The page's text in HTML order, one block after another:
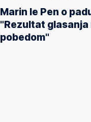
Marin le Pen o
"Rezultat glasanja
pobedom"